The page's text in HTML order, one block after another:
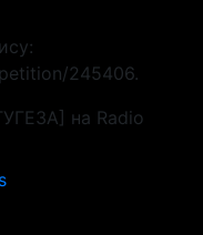
245406.
на Radio